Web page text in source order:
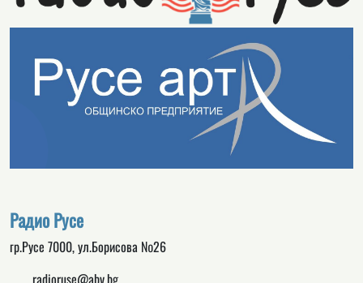
Радио Русе
гр.Русе 7000, ул.Борисова №26
radioruse@abv.bg